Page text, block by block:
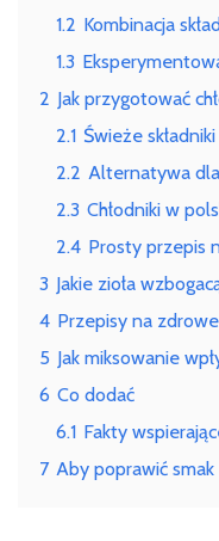
1.2 Kombinacja
1.3
2 Jak przygotować
2.1 Świeże
2.2 Alternatywa
2.3 Chłodniki w
2.4 Prosty przepis
3 Jakie zioła
4 Przepisy na
5 Jak miksowanie
6 Co dodać
6.1 Fakty
7 Aby poprawić smak